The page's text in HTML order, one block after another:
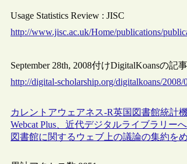
Usage Statistics Review : JISC
http://www.jisc.ac.uk/Home/publications/
September 28th, 2008付けDigitalKoansの記事
http://digital-scholarship.org/digitalkoans/
カレントアウェアネス-R英国 図書館統計
Webcat Plus、近代デジタルライブラリー
図書館に関するウェブ上の議論の集約を